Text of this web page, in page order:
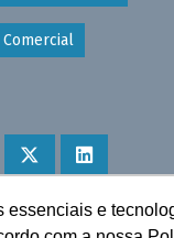
essenciais e
aplicativo